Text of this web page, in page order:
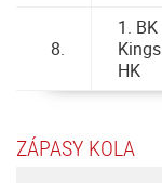
8.
1. BK
Kings
HK
ZÁPASY KOLA